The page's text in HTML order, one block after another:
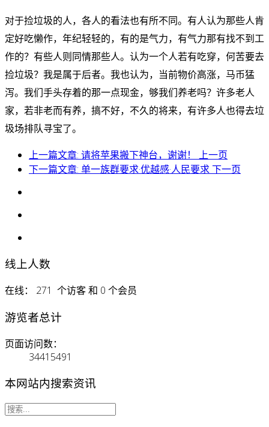
对于捡垃圾的人，各人的看法也有所不同。有人认为那些人肯
定好吃懒作，年纪轻轻的，有的是气力，有气力那有找不到工
作的？有些人则同情那些人。认为一个人若有吃穿，何苦要去
捡垃圾？我是属于后者。我也认为，当前物价高涨，马币猛
泻。我们手头存着的那一点现金，够我们养老吗？许多老人
家，若非老而有养，搞不好，不久的将来，有许多人也得去垃
圾场排队寻宝了。
上一篇文章: 请将苹果搬下神台，谢谢！ 上一页
下一篇文章: 单一族群要求·优越感·人民要求下一页
线上人数
在线： 271 个访客 和 0 个会员
游览者总计
页面访问数：
34415491
本网站内搜索资讯